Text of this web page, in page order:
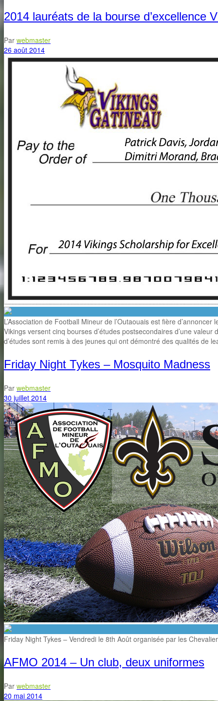
2014 lauréats de la bourse d’excellence
Par webmaster
26 août 2014
L’Association de Football Mineur de l’Outaouais est fière
Vikings versent cinq bourses d’études postsecondaires d’une
d’études sont remis à des jeunes qui ont démontré des qualités de
Friday Night Tykes – Mosquito Madness
Par webmaster
30 juillet 2014
Friday Night Tykes – Vendredi le 8th Août organisée par les
AFMO 2014 – Un club, deux uniformes
Par webmaster
20 mai 2014